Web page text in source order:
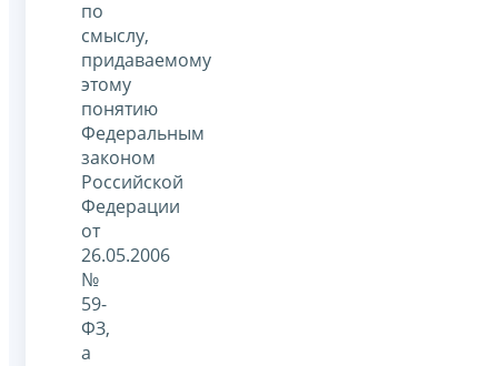
по
смыслу,
придаваемому
этому
понятию
Федеральным
законом
Российской
Федерации
от
26.05.2006
№
59-
ФЗ,
а